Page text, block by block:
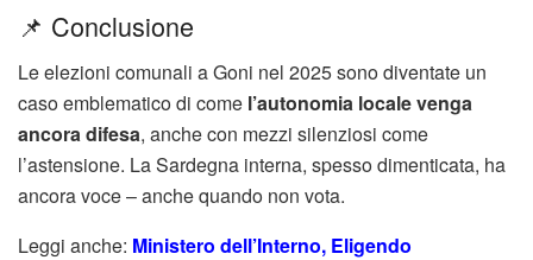
📌 Conclusione
Le elezioni comunali a Goni nel 2025 sono diventate un
caso emblematico di come l’autonomia locale venga
ancora difesa, anche con mezzi silenziosi come
l’astensione. La Sardegna interna, spesso dimenticata, ha
ancora voce – anche quando non vota.
Leggi anche: Ministero dell’Interno, Eligendo